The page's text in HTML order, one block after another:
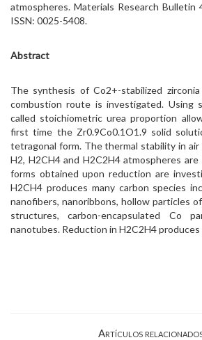
atmospheres. Materials Research Bulletin
ISSN: 0025-5408.
Abstract
The synthesis of Co2+-stabilized
combustion route is investigated. Using
called stoichiometric urea proportion
first time the Zr0.9Co0.1O1.9 solid
tetragonal form. The thermal stability in
H2, H2CH4 and H2C2H4 atmospheres
forms obtained upon reduction are
H2CH4 produces many carbon species
nanofibers, nanoribbons, hollow particles
structures, carbon-encapsulated Co
nanotubes. Reduction in H2C2H4
Artículos